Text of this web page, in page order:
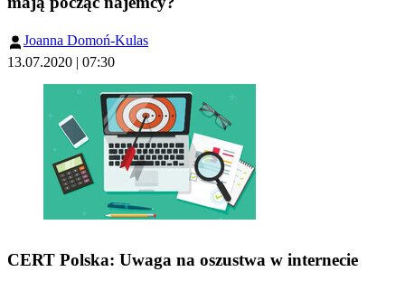
Joanna Domoń-Kulas
13.07.2020 | 07:30
CERT Polska: Uwaga na oszustwa w internecie